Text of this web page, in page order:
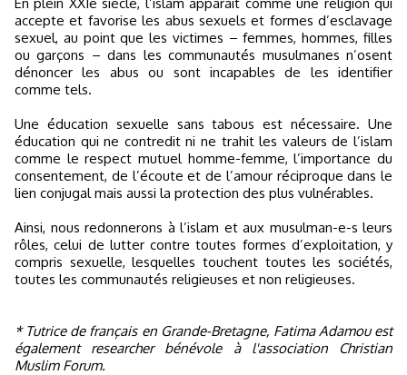
accepte et favorise les abus sexuels et formes d’esclavage
sexuel, au point que les victimes – femmes, hommes, filles
ou garçons – dans les communautés musulmanes n’osent
dénoncer les abus ou sont incapables de les identifier
comme tels.
Une éducation sexuelle sans tabous est nécessaire. Une
éducation qui ne contredit ni ne trahit les valeurs de l’islam
comme le respect mutuel homme-femme, l’importance du
consentement, de l’écoute et de l’amour réciproque dans le
lien conjugal mais aussi la protection des plus vulnérables.
Ainsi, nous redonnerons à l’islam et aux musulman-e-s leurs
rôles, celui de lutter contre toutes formes d’exploitation, y
compris sexuelle, lesquelles touchent toutes les sociétés,
toutes les communautés religieuses et non religieuses.
* Tutrice de français en Grande-Bretagne, Fatima Adamou est
également researcher bénévole à l'association Christian
Muslim Forum.